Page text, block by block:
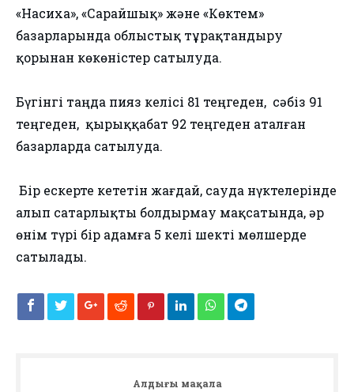
«Насиха», «Сарайшық» және «Көктем»
базарларында облыстық тұрақтандыру
қорынан көкөністер сатылуда.
Бүгінгі таңда​ пияз келісі 81 теңгеден, ​ сәбіз 91
теңгеден, ​ қырыққабат ​92 теңгеден аталған
базарларда сатылуда.
​ ​Бір ескерте кететін жағдай, сауда нүктелерінде
алып сатарлықты болдырмау мақсатында, әр
өнім түрі бір адамға 5 келі шекті мөлшерде
сатылады.
Алдыңғы мақала